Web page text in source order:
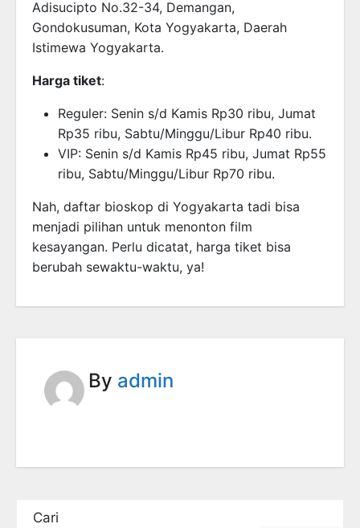
Adisucipto No.32-34, Demangan,
Gondokusuman, Kota Yogyakarta, Daerah
Istimewa Yogyakarta.
Harga tiket:
Reguler: Senin s/d Kamis Rp30 ribu, Jumat
Rp35 ribu, Sabtu/Minggu/Libur Rp40 ribu.
VIP: Senin s/d Kamis Rp45 ribu, Jumat Rp55
ribu, Sabtu/Minggu/Libur Rp70 ribu.
Nah, daftar bioskop di Yogyakarta tadi bisa
menjadi pilihan untuk menonton film
kesayangan. Perlu dicatat, harga tiket bisa
berubah sewaktu-waktu, ya!
By admin
Cari